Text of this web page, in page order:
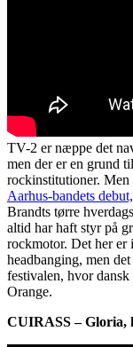
TV-2 er næppe det
men der er en grund
rockinstitutioner.
Aarhus-bandets
Brandts tørre
altid har haft styr på
rockmotor. Det her er
headbanging, men
festivalen, hvor
Orange.
CUIRASS – Gloria,